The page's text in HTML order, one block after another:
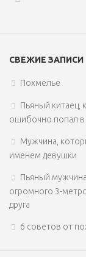
СВЕЖИЕ ЗАПИСИ
Похмелье
Пьяный китаец,
ошибочно попал в
Мужчина,
именем девушки
Пьяный
огромного 3-
друга
6 советов от